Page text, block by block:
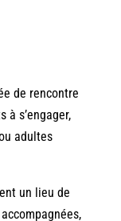
de rencontre
à s’engager,
adultes
un lieu de